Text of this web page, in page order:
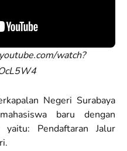
watch?
Negeri Surabaya
baru dengan
Pendaftaran Jalur